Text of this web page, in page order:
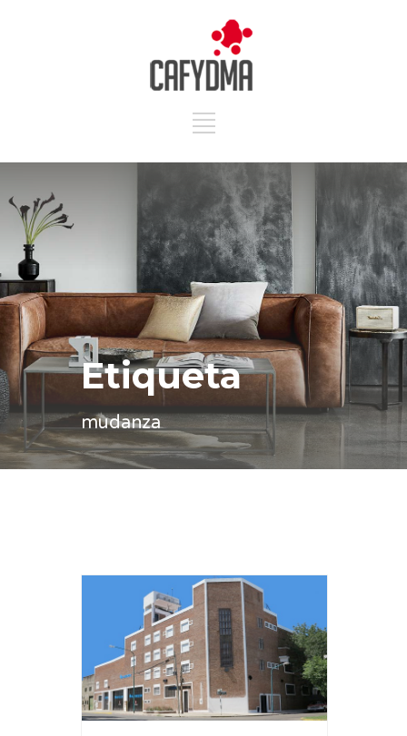
Etiqueta
mudanza